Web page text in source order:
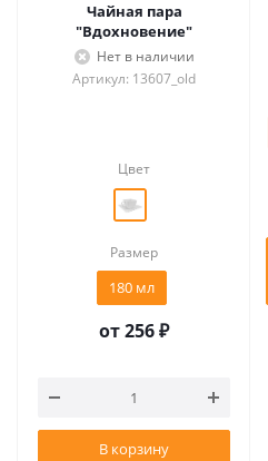
Чайная пара
"Вдохновение"
Нет в наличии
Артикул: 13607_old
Цвет
Размер
180 мл
от256 ₽
В корзину